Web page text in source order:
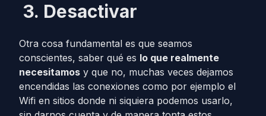
3. Desactivar
Otra cosa fundamental es que seamos
conscientes, saber qué es lo que realmente
necesitamos y que no, muchas veces dejamos
encendidas las conexiones como por ejemplo el
Wifi en sitios donde ni siquiera podemos usarlo,